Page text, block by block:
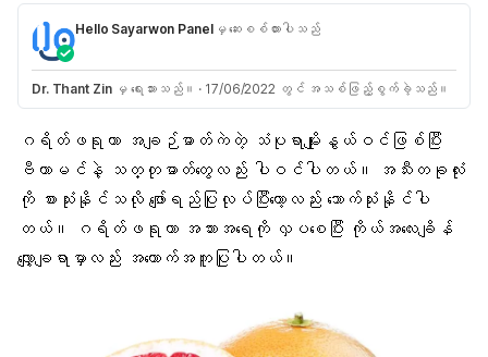
Hello Sayarwon Panelမှ ဆေးစစ်ထားပါသည်
Dr. Thant Zinမှ ရေးသားသည်။ · 17/06/2022 တွင် အသစ်ဖြည့်စွက်ခဲ့သည်။
ဂရိတ်ဖရု ဟာ အချဉ်ဓာတ်ကဲတဲ့ သံပုရာမျိုးနွယ်ဝင်ဖြစ်ပြီး
ဗီတာမင်နဲ့ သတ္တုဓာတ်တွေလည်း ပါဝင်ပါတယ်။ အသီးတခုလုံး
ကို စားသုံးနိုင်သလို ဖျော်ရည်ပြုလုပ်ပြီးတော့လည်း သောက်သုံးနိုင်ပါ
တယ်။ ဂရိတ်ဖရုဟာ အသားအရေကို လှပစေပြီး ကိုယ်အလေးချိန်
လျှော့ချရာမှာလည်း အထောက်အကူပြုပါတယ်။